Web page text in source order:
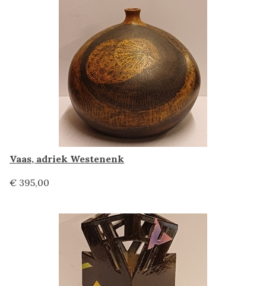
Vaas, adriek Westenenk
€ 395,00